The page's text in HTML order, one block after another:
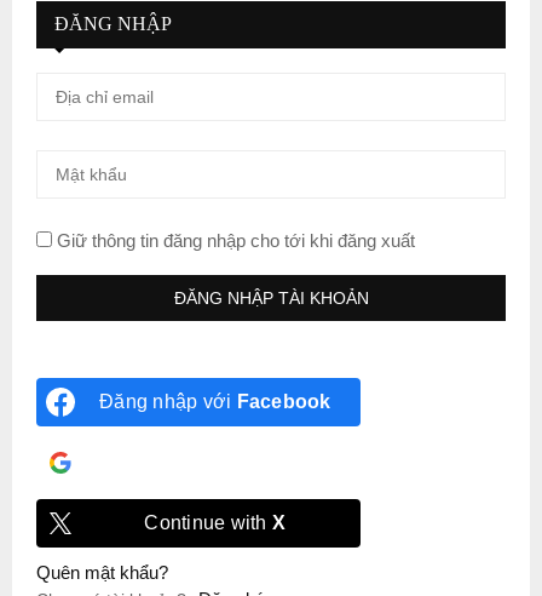
ĐĂNG NHẬP
Giữ thông tin đăng nhập cho tới khi đăng xuất
Đăng nhập với Facebook
Continue with X
Quên mật khẩu?